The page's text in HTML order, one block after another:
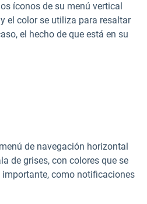
íconos de su menú vertical
el color se utiliza para resaltar
el hecho de que está en su
de navegación horizontal
de grises, con colores que se
como notificaciones